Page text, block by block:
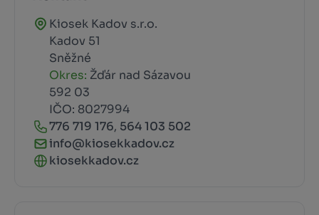
Kiosek Kadov s.r.o.
Kadov 51
Sněžné
Okres: Žďár nad Sázavou
592 03
IČO: 8027994
776 719 176, 564 103 502
info@kiosekkadov.cz
kiosekkadov.cz